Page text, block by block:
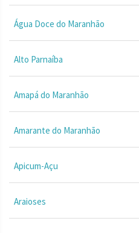
Água Doce do Maranhão
Alto Parnaíba
Amapá do Maranhão
Amarante do Maranhão
Apicum-Açu
Araioses